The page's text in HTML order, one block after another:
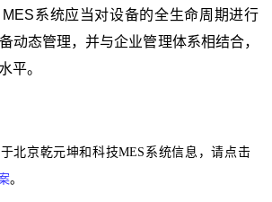
系统应当对设备的全生命周期进行
动态管理，并与企业管理体系相结合，
平。
北京乾元坤和科技MES系统信息，请点击
。